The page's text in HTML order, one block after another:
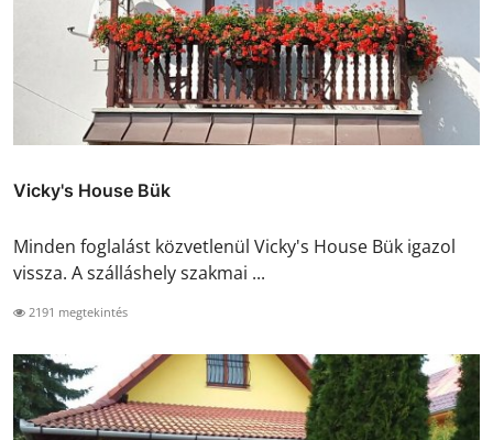
Vicky's House Bük
Minden foglalást közvetlenül Vicky's House Bük igazol
vissza. A szálláshely szakmai ...
2191 megtekintés